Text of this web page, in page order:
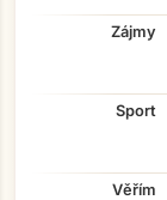
Zájmy
Sport
Věřím